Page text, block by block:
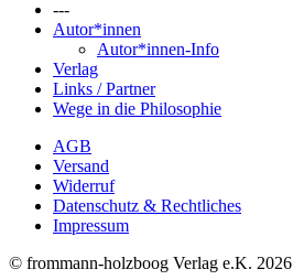
---
Autor*innen
Autor*innen-Info
Verlag
Links / Partner
Wege in die Philosophie
AGB
Versand
Widerruf
Datenschutz & Rechtliches
Impressum
© frommann-holzboog Verlag e.K. 2026